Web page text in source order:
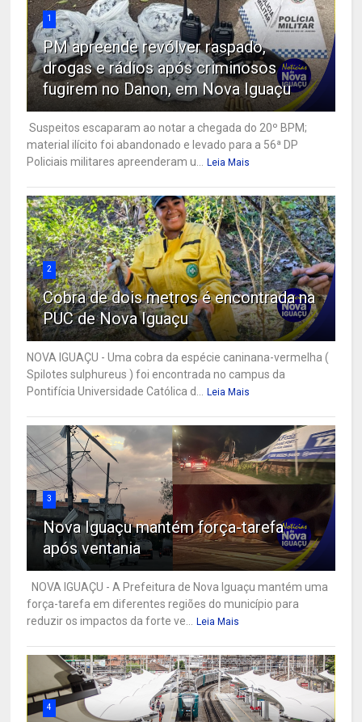
1
PM apreende revólver raspado,
drogas e rádios após criminosos
fugirem no Danon, em Nova Iguaçu
Suspeitos escaparam ao notar a chegada do 20º BPM;
material ilícito foi abandonado e levado para a 56ª DP
Policiais militares apreenderam u... Leia Mais
2
Cobra de dois metros é encontrada na
PUC de Nova Iguaçu
NOVA IGUAÇU - Uma cobra da espécie caninana-vermelha (
Spilotes sulphureus ) foi encontrada no campus da
Pontifícia Universidade Católica d... Leia Mais
3
Nova Iguaçu mantém força-tarefa
após ventania
NOVA IGUAÇU - A Prefeitura de Nova Iguaçu mantém uma
força-tarefa em diferentes regiões do município para
reduzir os impactos da forte ve... Leia Mais
4